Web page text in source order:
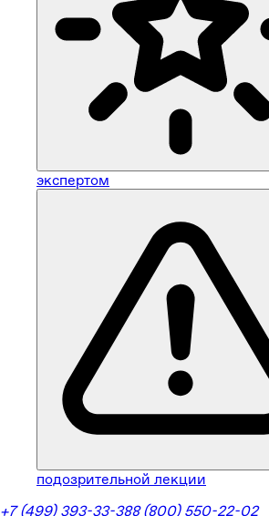
экспертом
подозрительной лекции
+7 (499) 393-33-388 (800) 550-22-02